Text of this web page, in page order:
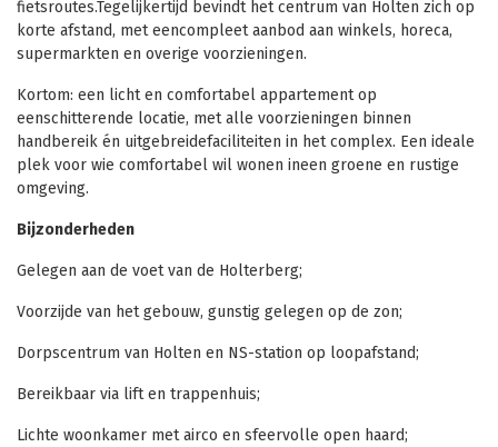
fietsroutes.Tegelijkertijd bevindt het centrum van Holten zich op
korte afstand, met eencompleet aanbod aan winkels, horeca,
supermarkten en overige voorzieningen.
Kortom: een licht en comfortabel appartement op
eenschitterende locatie, met alle voorzieningen binnen
handbereik én uitgebreidefaciliteiten in het complex. Een ideale
plek voor wie comfortabel wil wonen ineen groene en rustige
omgeving.
Bijzonderheden
Gelegen aan de voet van de Holterberg;
Voorzijde van het gebouw, gunstig gelegen op de zon;
Dorpscentrum van Holten en NS-station op loopafstand;
Bereikbaar via lift en trappenhuis;
Lichte woonkamer met airco en sfeervolle open haard;